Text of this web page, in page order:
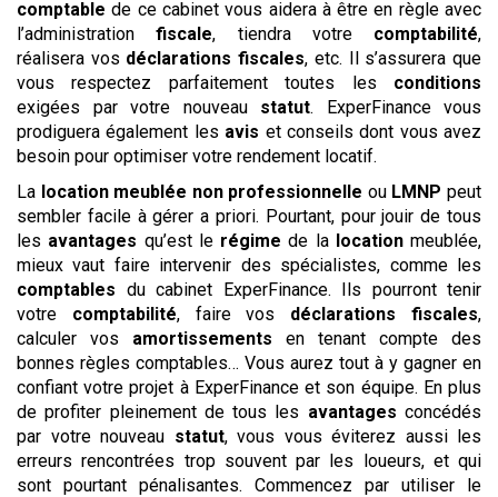
comptable de ce cabinet vous aidera à être en règle avec
l’administrationfiscale, tiendra votre comptabilité,
réalisera vos déclarations fiscales, etc. Il s’assurera que
vous respectez parfaitement toutes les conditions
exigées par votre nouveau statut. ExperFinance vous
prodiguera également les avis et conseils dont vous avez
besoin pour optimiser votre rendement locatif.
La location meublée non professionnelle ou LMNP peut
sembler facile à gérer a priori. Pourtant, pour jouir de tous
les avantages qu’est le régime de la locationmeublée,
mieux vaut faire intervenir des spécialistes, comme les
comptables du cabinet ExperFinance. Ils pourront tenir
votre comptabilité, faire vos déclarations fiscales,
calculer vos amortissements en tenant compte des
bonnes règles comptables… Vous aurez tout à y gagner en
confiant votre projet à ExperFinance et son équipe. En plus
de profiter pleinement de tous les avantages concédés
par votre nouveau statut, vous vous éviterez aussi les
erreurs rencontrées trop souvent par les loueurs, et qui
sont pourtant pénalisantes. Commencez par utiliser le